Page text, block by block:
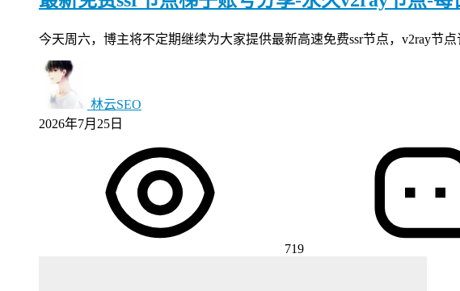
今天周六，博主将不定期继续为大家提供最新高速免费ssr节点，v2ray节
林云SEO
2026年7月25日
719